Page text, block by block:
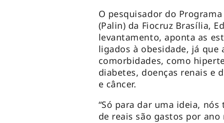
O pesquisador do
(Palin) da Fiocruz Brasília,
levantamento, aponta as
ligados à obesidade, já que
comorbidades, como
diabetes, doenças renais e
e câncer.
“Só para dar uma ideia,
de reais são gastos por ano